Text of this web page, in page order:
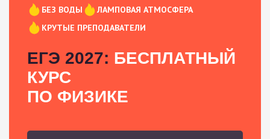
БЕЗ ВОДЫ
ЛАМПОВАЯ АТМОСФЕРА
КРУТЫЕ ПРЕПОДАВАТЕЛИ
ЕГЭ 2027: БЕСПЛАТНЫЙ
КУРС
ПО ФИЗИКЕ